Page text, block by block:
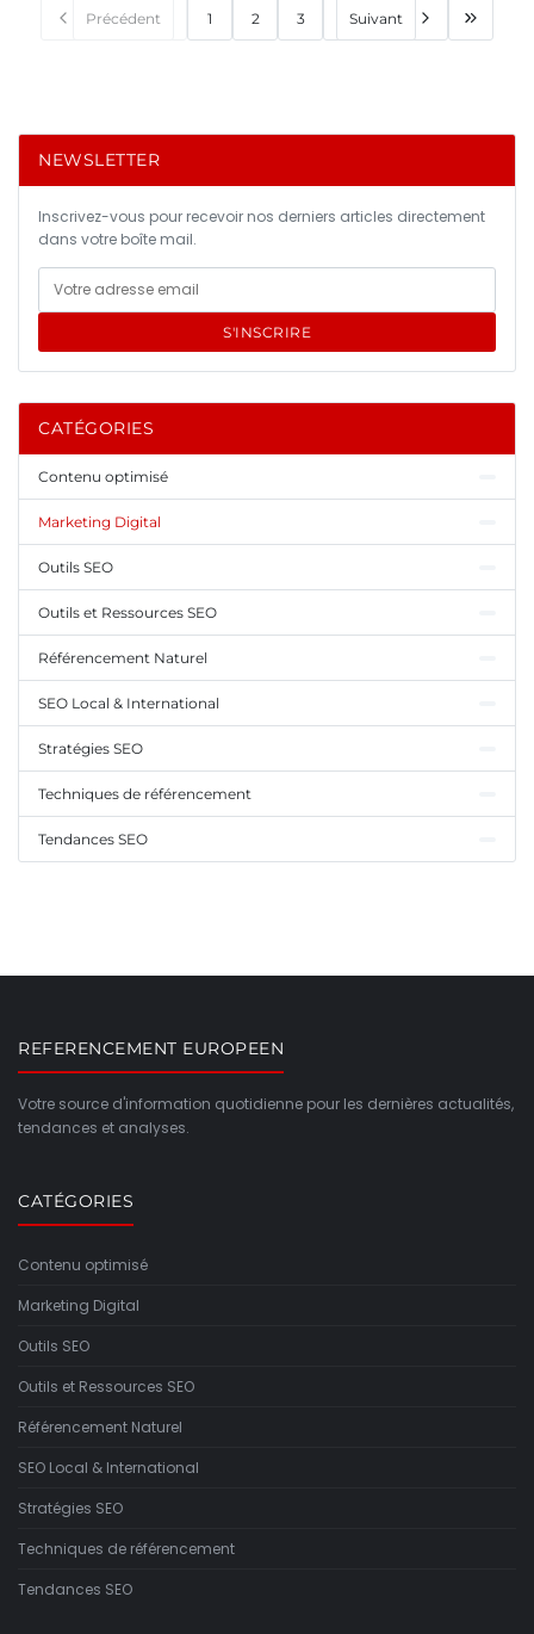
Précédent 1 2 3 Suivant
NEWSLETTER
Inscrivez-vous pour recevoir nos derniers articles directement
dans votre boîte mail.
S'INSCRIRE
CATÉGORIES
Contenu optimisé
Marketing Digital
Outils SEO
Outils et Ressources SEO
Référencement Naturel
SEO Local & International
Stratégies SEO
Techniques de référencement
Tendances SEO
REFERENCEMENT EUROPEEN
Votre source d'information quotidienne pour les dernières actualités,
tendances et analyses.
CATÉGORIES
Contenu optimisé
Marketing Digital
Outils SEO
Outils et Ressources SEO
Référencement Naturel
SEO Local & International
Stratégies SEO
Techniques de référencement
Tendances SEO